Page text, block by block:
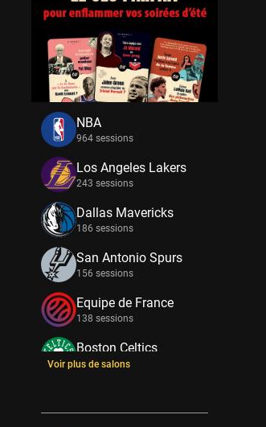
Chris
alerte
NBA
964 sessions
Los Angeles Lakers
243 sessions
Dallas Mavericks
186 sessions
San Antonio Spurs
156 sessions
Equipe de France
138 sessions
Boston Celtics
133 sessions
Voir plus de salons